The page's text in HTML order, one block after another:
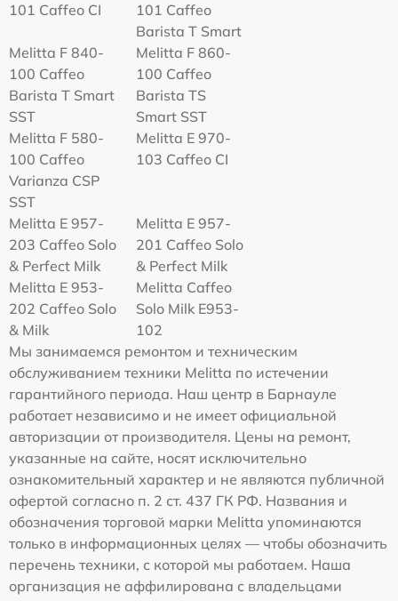
101 Caffeo CI
101 Caffeo
Barista T Smart
Melitta F 840-
100 Caffeo
Barista T Smart
SST
Melitta F 860-
100 Caffeo
Barista TS
Smart SST
Melitta F 580-
100 Caffeo
Varianza CSP
SST
Melitta Е 970-
103 Caffeo CI
Melitta E 957-
203 Caffeo Solo
& Perfect Milk
Melitta E 957-
201 Caffeo Solo
& Perfect Milk
Melitta Е 953-
202 Caffeo Solo
& Milk
Melitta Caffeo
Solo Milk E953-
102
Мы занимаемся ремонтом и техническим
обслуживанием техники Melitta по истечении
гарантийного периода. Наш центр в Барнауле
работает независимо и не имеет официальной
авторизации от производителя. Цены на ремонт,
указанные на сайте, носят исключительно
ознакомительный характер и не являются публичной
офертой согласно п. 2 ст. 437 ГК РФ. Названия и
обозначения торговой марки Melitta упоминаются
только в информационных целях — чтобы обозначить
перечень техники, с которой мы работаем. Наша
организация не аффилирована с владельцами